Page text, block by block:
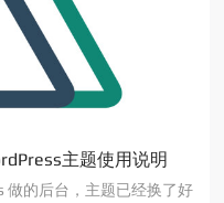
主题使用说明
做的后台，主题已经换了好